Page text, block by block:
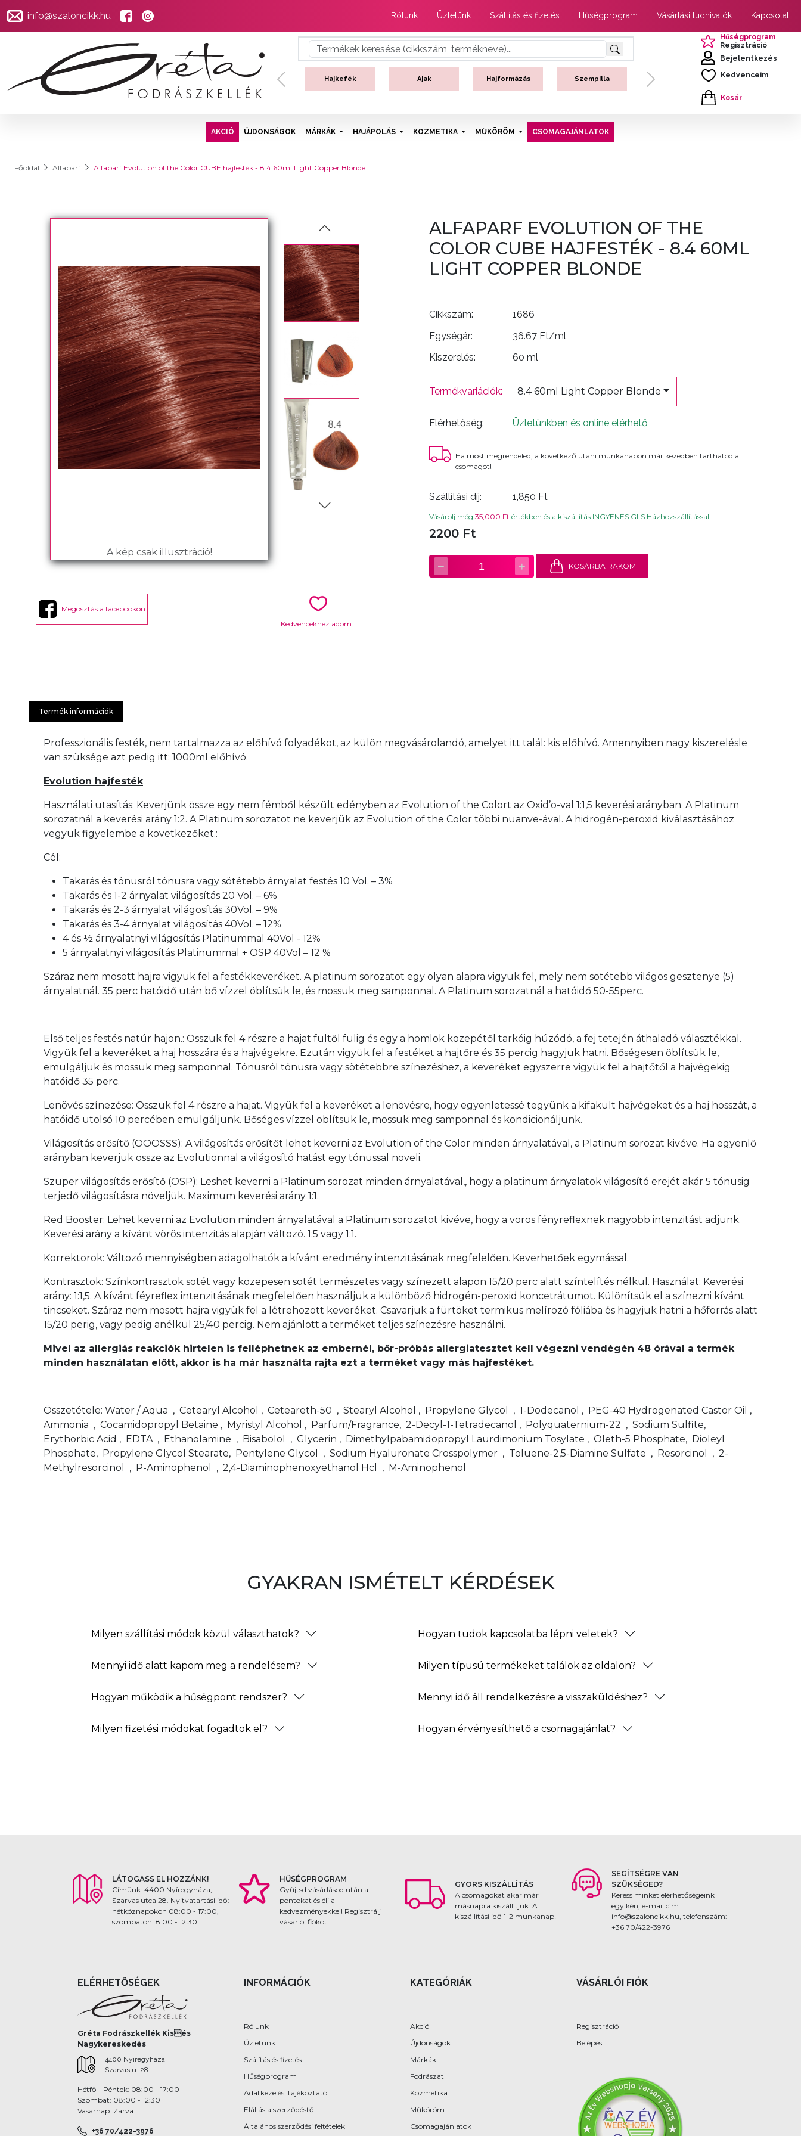
info@szaloncikk.hu Rólunk Üzletünk Szállítás és fizetés Hűségprogram Vásárlási tudnivalók Kapcsolat
Hajkefék Ajak Hajformázás Szempilla
Previous Next
Hűségprogram
Regisztráció
Bejelentkezés
Kedvenceim
Kosár
AKCIÓ ÚJDONSÁGOK MÁRKÁK HAJÁPOLÁS KOZMETIKA MŰKÖRÖM CSOMAGAJÁNLATOK
Főoldal Alfaparf Alfaparf Evolution of the Color CUBE hajfesték - 8.4 60ml Light Copper Blonde
A kép csak illusztráció!
Megosztás a facebookon
Kedvencekhez adom
ALFAPARF EVOLUTION OF THE
COLOR CUBE HAJFESTÉK - 8.4 60ML
LIGHT COPPER BLONDE
Cikkszám:
1686
Egységár:
36.67 Ft/ml
Kiszerelés:
60 ml
Termékvariációk: 8.4 60ml Light Copper Blonde
Elérhetőség: Üzletünkben és online elérhető
Ha most megrendeled, a következő utáni munkanapon már kezedben tarthatod a
csomagot!
Szállítási díj: 1,850 Ft
Vásárolj még 35,000 Ft értékben és a kiszállítás INGYENES GLS Házhozszállítással!
2200 Ft
− 1 + KOSÁRBA RAKOM
Termék információk
Professzionális festék, nem tartalmazza az előhívó folyadékot, az külön megvásárolandó, amelyet itt talál: kis előhívó. Amennyiben nagy kiszerelésle
van szüksége azt pedig itt: 1000ml előhívó.
Evolution hajfesték
Használati utasítás: Keverjünk össze egy nem fémből készült edényben az Evolution of the Colort az Oxid’o-val 1:1,5 keverési arányban. A Platinum
sorozatnál a keverési arány 1:2. A Platinum sorozatot ne keverjük az Evolution of the Color többi nuanve-ával. A hidrogén-peroxid kiválasztásához
vegyük figyelembe a következőket.:
Cél:
Takarás és tónusról tónusra vagy sötétebb árnyalat festés 10 Vol. – 3%
Takarás és 1-2 árnyalat világosítás 20 Vol. – 6%
Takarás és 2-3 árnyalat világosítás 30Vol. – 9%
Takarás és 3-4 árnyalat világosítás 40Vol. – 12%
4 és ½ árnyalatnyi világosítás Platinummal 40Vol - 12%
5 árnyalatnyi világosítás Platinummal + OSP 40Vol – 12 %
Száraz nem mosott hajra vigyük fel a festékkeveréket. A platinum sorozatot egy olyan alapra vigyük fel, mely nem sötétebb világos gesztenye (5)
árnyalatnál. 35 perc hatóidő után bő vízzel öblítsük le, és mossuk meg samponnal. A Platinum sorozatnál a hatóidő 50-55perc.
Első teljes festés natúr hajon.: Osszuk fel 4 részre a hajat fültől fülig és egy a homlok közepétől tarkóig húzódó, a fej tetején áthaladó választékkal.
Vigyük fel a keveréket a haj hosszára és a hajvégekre. Ezután vigyük fel a festéket a hajtőre és 35 percig hagyjuk hatni. Bőségesen öblítsük le,
emulgáljuk és mossuk meg samponnal. Tónusról tónusra vagy sötétebbre színezéshez, a keveréket egyszerre vigyük fel a hajtőtől a hajvégekig
hatóidő 35 perc.
Lenövés színezése: Osszuk fel 4 részre a hajat. Vigyük fel a keveréket a lenövésre, hogy egyenletessé tegyünk a kifakult hajvégeket és a haj hosszát, a
hatóidő utolsó 10 percében emulgáljunk. Bőséges vízzel öblítsük le, mossuk meg samponnal és kondicionáljunk.
Világosítás erősítő (OOOSSS): A világosítás erősítőt lehet keverni az Evolution of the Color minden árnyalatával, a Platinum sorozat kivéve. Ha egyenlő
arányban keverjük össze az Evolutionnal a világosító hatást egy tónussal növeli.
Szuper világosítás erősítő (OSP): Leshet keverni a Platinum sorozat minden árnyalatával,, hogy a platinum árnyalatok világosító erejét akár 5 tónusig
terjedő világosításra növeljük. Maximum keverési arány 1:1.
Red Booster: Lehet keverni az Evolution minden árnyalatával a Platinum sorozatot kivéve, hogy a vörös fényreflexnek nagyobb intenzitást adjunk.
Keverési arány a kívánt vörös intenzitás alapján változó. 1:5 vagy 1:1.
Korrektorok: Változó mennyiségben adagolhatók a kívánt eredmény intenzitásának megfelelően. Keverhetőek egymással.
Kontrasztok: Színkontrasztok sötét vagy közepesen sötét természetes vagy színezett alapon 15/20 perc alatt színtelítés nélkül. Használat: Keverési
arány: 1:1,5. A kívánt féyreflex intenzitásának megfelelően használjuk a különböző hidrogén-peroxid koncetrátumot. Különítsük el a színezni kívánt
tincseket. Száraz nem mosott hajra vigyük fel a létrehozott keveréket. Csavarjuk a fürtöket termikus melírozó fóliába és hagyjuk hatni a hőforrás alatt
15/20 perig, vagy pedig anélkül 25/40 percig. Nem ajánlott a terméket teljes színezésre használni.
Mivel az allergiás reakciók hirtelen is felléphetnek az embernél, bőr-próbás allergiatesztet kell végezni vendégén 48 órával a termék
minden használatan előtt, akkor is ha már használta rajta ezt a terméket vagy más hajfestéket.
Összetétele: Water / Aqua , Cetearyl Alcohol , Ceteareth-50 , Stearyl Alcohol , Propylene Glycol , 1-Dodecanol , PEG-40 Hydrogenated Castor Oil ,
Ammonia , Cocamidopropyl Betaine , Myristyl Alcohol , Parfum/Fragrance, 2-Decyl-1-Tetradecanol , Polyquaternium-22 , Sodium Sulfite,
Erythorbic Acid , EDTA , Ethanolamine , Bisabolol , Glycerin , Dimethylpabamidopropyl Laurdimonium Tosylate , Oleth-5 Phosphate, Dioleyl
Phosphate, Propylene Glycol Stearate, Pentylene Glycol , Sodium Hyaluronate Crosspolymer , Toluene-2,5-Diamine Sulfate , Resorcinol , 2-
Methylresorcinol , P-Aminophenol , 2,4-Diaminophenoxyethanol Hcl , M-Aminophenol
GYAKRAN ISMÉTELT KÉRDÉSEK
Milyen szállítási módok közül választhatok?
Mennyi idő alatt kapom meg a rendelésem?
Hogyan működik a hűségpont rendszer?
Milyen fizetési módokat fogadtok el?
Hogyan tudok kapcsolatba lépni veletek?
Milyen típusú termékeket találok az oldalon?
Mennyi idő áll rendelkezésre a visszaküldéshez?
Hogyan érvényesíthető a csomagajánlat?
LÁTOGASS EL HOZZÁNK!
Címünk: 4400 Nyíregyháza,
Szarvas utca 28. Nyitvatartási idő:
hétköznapokon 08:00 - 17:00,
szombaton: 8:00 - 12:30
HŰSÉGPROGRAM
Gyűjtsd vásárlásod után a
pontokat és élj a
kedvezményekkel! Regisztrálj
vásárlói fiókot!
GYORS KISZÁLLÍTÁS
A csomagokat akár már
másnapra kiszállítjuk. A
kiszállítási idő 1-2 munkanap!
SEGÍTSÉGRE VAN
SZÜKSÉGED?
Keress minket elérhetőségeink
egyikén, e-mail cím:
info@szaloncikk.hu, telefonszám:
+36 70/422-3976
ELÉRHETŐSÉGEK
Gréta Fodrászkellék Kisés
Nagykereskedés
4400 Nyíregyháza,
Szarvas u. 28.
Hétfő - Péntek: 08:00 - 17:00
Szombat: 08:00 - 12:30
Vasárnap: Zárva
+36 70/422-3976
INFORMÁCIÓK
Rólunk
Üzletünk
Szálítás és fizetés
Hűségprogram
Adatkezelési tájékoztató
Elállás a szerződéstől
Általános szerződési feltételek
KATEGÓRIÁK
Akció
Újdonságok
Márkák
Fodrászat
Kozmetika
Műköröm
Csomagajánlatok
VÁSÁRLÓI FIÓK
Regisztráció
Belépés